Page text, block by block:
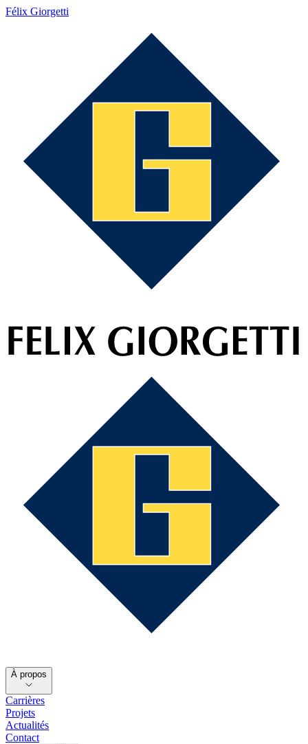
Félix Giorgetti
À propos
Carrières
Projets
Actualités
Contact